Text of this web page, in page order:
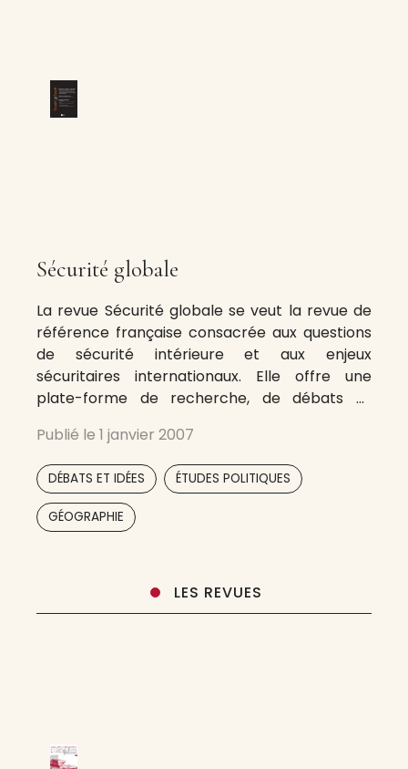
Sécurité globale
La revue Sécurité globale se veut la revue de
référence française consacrée aux questions
de sécurité intérieure et aux enjeux
sécuritaires internationaux. Elle offre une
plate-forme de recherche, de débats et
études stratégiques intéressant le monde de
la défense et du renseignement à l’analyse du
terrorisme et de la
Publié le 1 janvier 2007
DÉBATS ET IDÉES ÉTUDES POLITIQUES
GÉOGRAPHIE
LES REVUES